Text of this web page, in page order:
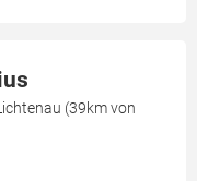
(39km von